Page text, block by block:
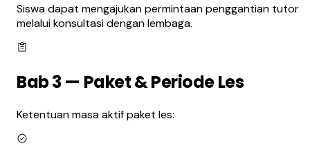
Siswa dapat mengajukan permintaan penggantian tutor
melalui konsultasi dengan lembaga.
Bab 3 — Paket & Periode Les
Ketentuan masa aktif paket les: